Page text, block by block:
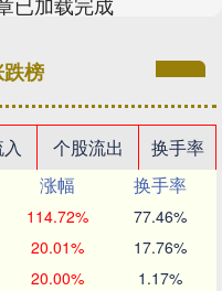
榜
个股流出
换手率
涨幅
换手率
114.72% 77.46%
20.01% 17.76%
20.00% 1.17%